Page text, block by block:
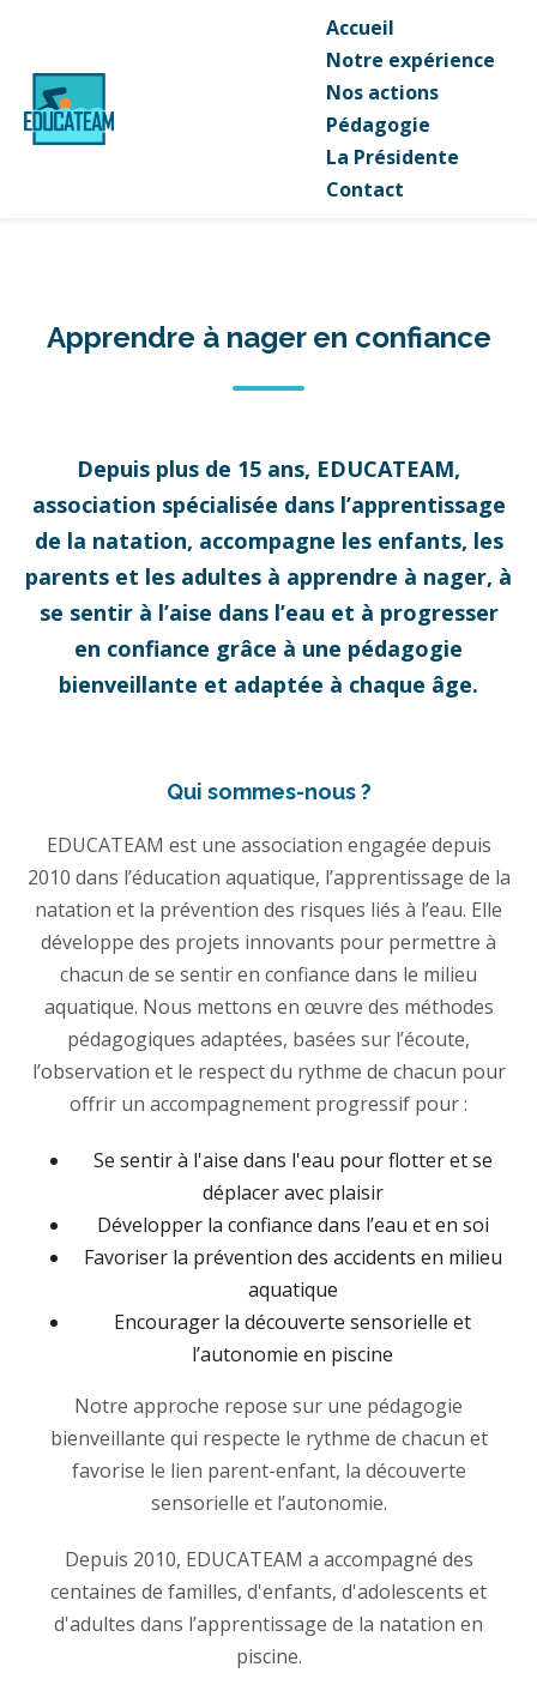
Accueil
Notre expérience
Nos actions
Pédagogie
La Présidente
Contact
Apprendre à nager en confiance
Depuis plus de 15 ans, EDUCATEAM,
association spécialisée dans l’apprentissage
de la natation, accompagne les enfants, les
parents et les adultes à apprendre à nager, à
se sentir à l’aise dans l’eau et à progresser
en confiance grâce à une pédagogie
bienveillante et adaptée à chaque âge.
Qui sommes-nous ?
EDUCATEAM est une association engagée depuis
2010 dans l’éducation aquatique, l’apprentissage de la
natation et la prévention des risques liés à l’eau. Elle
développe des projets innovants pour permettre à
chacun de se sentir en confiance dans le milieu
aquatique. Nous mettons en œuvre des méthodes
pédagogiques adaptées, basées sur l’écoute,
l’observation et le respect du rythme de chacun pour
offrir un accompagnement progressif pour :
Se sentir à l'aise dans l'eau pour flotter et se
déplacer avec plaisir
Développer la confiance dans l’eau et en soi
Favoriser la prévention des accidents en milieu
aquatique
Encourager la découverte sensorielle et
l’autonomie en piscine
Notre approche repose sur une pédagogie
bienveillante qui respecte le rythme de chacun et
favorise le lien parent-enfant, la découverte
sensorielle et l’autonomie.
Depuis 2010, EDUCATEAM a accompagné des
centaines de familles, d'enfants, d'adolescents et
d'adultes dans l’apprentissage de la natation en
piscine.